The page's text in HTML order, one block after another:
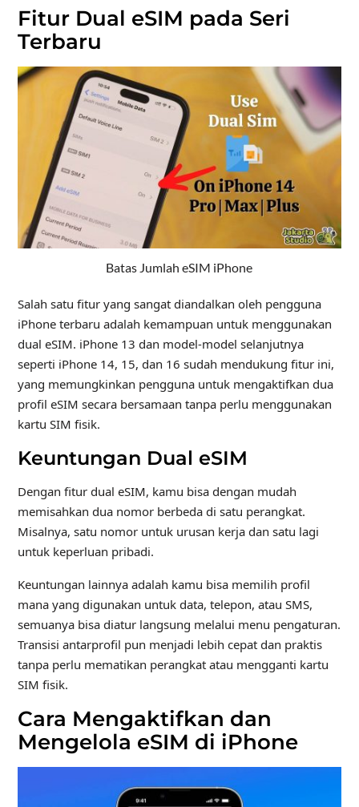
Fitur Dual eSIM pada Seri
Terbaru
Batas Jumlah eSIM iPhone
Salah satu fitur yang sangat diandalkan oleh pengguna
iPhone terbaru adalah kemampuan untuk menggunakan
dual eSIM. iPhone 13 dan model-model selanjutnya
seperti iPhone 14, 15, dan 16 sudah mendukung fitur ini,
yang memungkinkan pengguna untuk mengaktifkan dua
profil eSIM secara bersamaan tanpa perlu menggunakan
kartu SIM fisik.
Keuntungan Dual eSIM
Dengan fitur dual eSIM, kamu bisa dengan mudah
memisahkan dua nomor berbeda di satu perangkat.
Misalnya, satu nomor untuk urusan kerja dan satu lagi
untuk keperluan pribadi.
Keuntungan lainnya adalah kamu bisa memilih profil
mana yang digunakan untuk data, telepon, atau SMS,
semuanya bisa diatur langsung melalui menu pengaturan.
Transisi antarprofil pun menjadi lebih cepat dan praktis
tanpa perlu mematikan perangkat atau mengganti kartu
SIM fisik.
Cara Mengaktifkan dan
Mengelola eSIM di iPhone